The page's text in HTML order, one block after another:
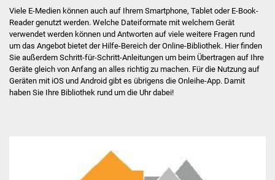
Kindergarten
Grundschule
Weiterführende Schule
Viele E-Medien können auch auf Ihrem Smartphone, Tablet oder E-Book-
Reader genutzt werden. Welche Dateiformate mit welchem Gerät
verwendet werden können und Antworten auf viele weitere Fragen rund
um das Angebot bietet der Hilfe-Bereich der Online-Bibliothek. Hier finden
Sie außerdem Schritt-für-Schritt-Anleitungen um beim Übertragen auf Ihre
Geräte gleich von Anfang an alles richtig zu machen. Für die Nutzung auf
Geräten mit iOS und Android gibt es übrigens die Onleihe-App. Damit
haben Sie Ihre Bibliothek rund um die Uhr dabei!